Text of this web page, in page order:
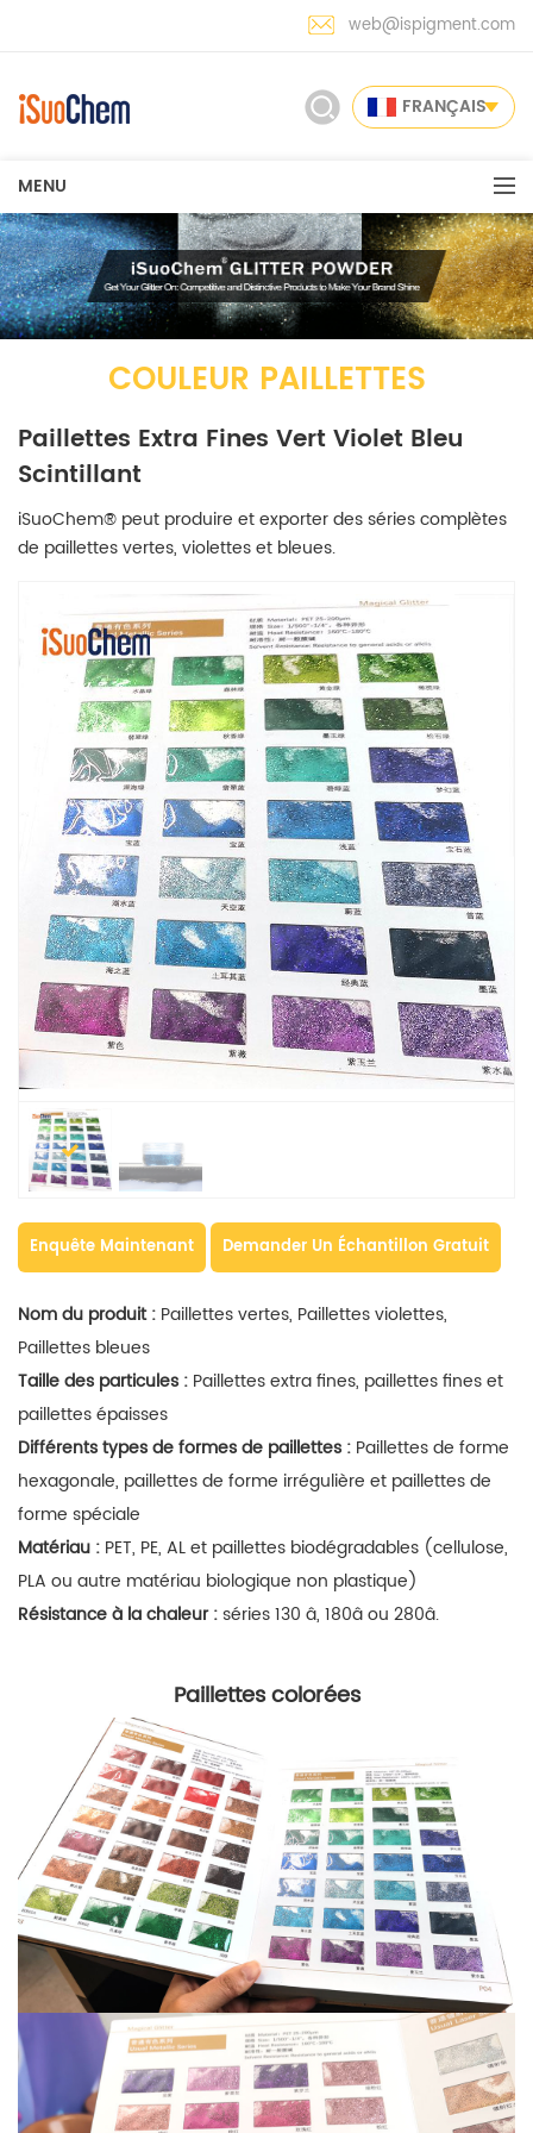
web@ispigment.com
FRANÇAIS
MENU
COULEUR PAILLETTES
Paillettes Extra Fines Vert Violet Bleu
Scintillant
iSuoChem® peut produire et exporter des séries complètes
de paillettes vertes, violettes et bleues.
Enquête Maintenant Demander Un Échantillon Gratuit
Nom du produit : Paillettes vertes, Paillettes violettes,
Paillettes bleues
Taille des particules : Paillettes extra fines, paillettes fines et
paillettes épaisses
Différents types de formes de paillettes : Paillettes de forme
hexagonale, paillettes de forme irrégulière et paillettes de
forme spéciale
Matériau : PET, PE, AL et paillettes biodégradables (cellulose,
PLA ou autre matériau biologique non plastique)
Résistance à la chaleur :séries 130 â, 180âou 280â.
Paillettes colorées